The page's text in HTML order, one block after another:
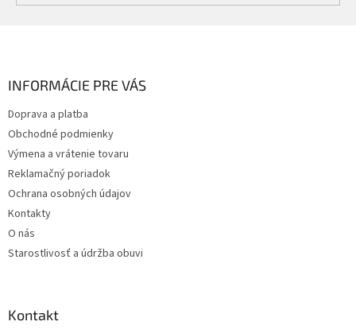
INFORMÁCIE PRE VÁS
Doprava a platba
Obchodné podmienky
Výmena a vrátenie tovaru
Reklamačný poriadok
Ochrana osobných údajov
Kontakty
O nás
Starostlivosť a údržba obuvi
Kontakt